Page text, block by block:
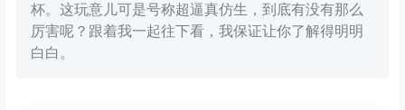
杯。这玩意儿可是号称超逼真仿生，到底有没有那么
厉害呢？跟着我一起往下看，我保证让你了解得明明
白白。